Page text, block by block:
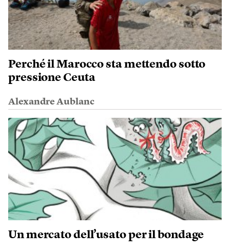
Perché il Marocco sta mettendo sotto
pressione Ceuta
Alexandre Aublanc
Un mercato dell’usato per il bondage